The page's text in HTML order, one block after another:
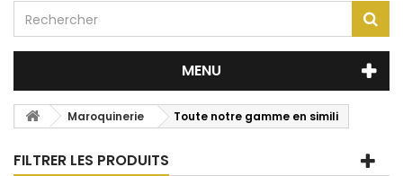
MENU
Maroquinerie Toute notre gamme en simili
FILTRER LES PRODUITS